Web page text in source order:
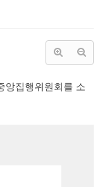
앙집행위원회를 소